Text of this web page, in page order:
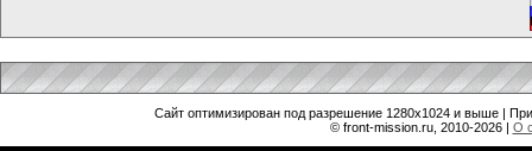
Сайт оптимизирован под разрешение 1280x1024 и выше |
© front-mission.ru, 2010-2026| О